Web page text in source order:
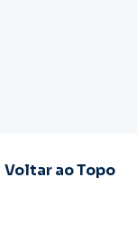
Voltar ao Topo